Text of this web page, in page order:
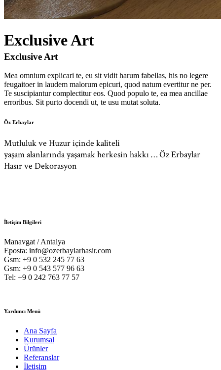
Exclusive Art
Exclusive Art
Mea omnium explicari te, eu sit vidit harum fabellas, his no legere
feugaitoer in laudem malorum epicuri, quod natum evertitur ne per.
Te suscipiantur complectitur eos. Quod populo te, ea mea ancillae
erroribus. Sit purto docendi ut, te usu mutat soluta.
Öz Erbaylar
Mutluluk ve Huzur içinde kaliteli
yaşam alanlarında yaşamak herkesin hakkı … Öz Erbaylar
Hasır ve Dekorasyon
İletişim Bilgileri
Manavgat / Antalya
Eposta: info@ozerbaylarhasir.com
Gsm: +9 0 532 245 77 63
Gsm: +9 0 543 577 96 63
Tel: +9 0 242 763 77 57
Yardımcı Menü
Ana Sayfa
Kurumsal
Ürünler
Referanslar
İletişim